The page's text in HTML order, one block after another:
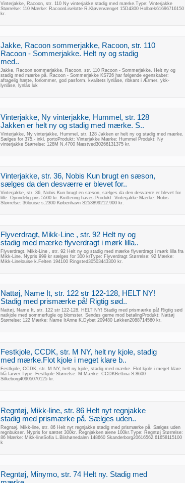
Vinterjakke, Racoon, str. 110 Ny vinterjakke stadig med mærke.Type: Vinterjakke
Størrelse: 110 Mærke: RacoonLiselotte R.Kløvervænget 15D4300 Holbæk61696716150
kr.
Jakke, Racoon sommerjakke, Racoon, str. 110
Racoon - Sommerjakke. Helt ny og stadig
med..
Jakke, Racoon sommerjakke, Racoon, str. 110 Racoon - Sommerjakke. Helt ny og
stadig med mærke på. Racoon - Sommerjakke KS726 har følgende egenskaber:
aftagelig hætte, forlommer, god pasform, kvalitets lynlåse, ribkant i Ærmer, ykk-
lynlåse, lynlås luk
Vinterjakke, Ny vinterjakke, Hummel, str. 128
Jakken er helt ny og stadig med mærke. S..
Vinterjakke, Ny vinterjakke, Hummel, str. 128 Jakken er helt ny og stadig med mærke.
Sælges for 375,- inkl. portoProdukt: Vinterjakke Mærke: Hummel Produkt: Ny
vinterjakke Størrelse: 128M N.4700 Næstved30266131375 kr.
Vinterjakke, str. 36, Nobis Kun brugt en sæson,
sælges da den desværre er blevet for..
Vinterjakke, str. 36, Nobis Kun brugt en sæson, sælges da den desværre er blevet for
lille. Oprindelig pris 5500 kr. Kvittering haves.Produkt: Vinterjakke Mærke: Nobis
Størrelse: 36louise s.2300 København S253899212.900 kr.
Flyverdragt, Mikk-Line , str. 92 Helt ny og
stadig med mærke flyverdragt i mørk lilla..
Flyverdragt, Mikk-Line , str. 92 Helt ny og stadig med mærke flyverdragt i mørk lilla fra
Mikk-Line. Nypris 999 kr sælges for 300 krType: Flyverdragt Størrelse: 92 Mærke:
Mikk-Linelouise k.Felten 194100 Ringsted30503443300 kr.
Nattøj, Name It, str. 122 str 122-128, HELT NY!
Stadig med prismærke på! Rigtig sød..
Nattøj, Name It, str. 122 str 122-128, HELT NY! Stadig med prismærke på! Rigtig sød
natkjole med sommerfugle og blomster. Sendes gerne mod betalingProdukt: Nattøj
Størrelse: 122 Mærke: Name ItAnne K.Dybet 209480 Løkken2088714560 kr.
Festkjole, CCDK, str. M NY, helt ny kjole, stadig
med mærke.Flot kjole i meget klare b..
Festkjole, CCDK, str. M NY, helt ny kjole, stadig med mærke. Flot kjole i meget klare
blå farver.Type: Festkjole Størrelse: M Mærke: CCDKBettina S.8600
Silkeborg40905070125 kr.
Regntøj, Mikk-line, str. 86 Helt nyt regnjakke
stadig med prismærke på. Sælges uden..
Regntøj, Mikk-line, str. 86 Helt nyt regnjakke stadig med prismærke på. Sælges uden
regnbukser. Nypris for sættet 300kr. Regnjakken alene 100kr.Type: Regntøj Størrelse:
86 Mærke: Mikk-lineSofia L.Blishønedalen 148660 Skanderborg20616562,61658115100
k
Regntøj, Minymo, str. 74 Helt ny. Stadig med